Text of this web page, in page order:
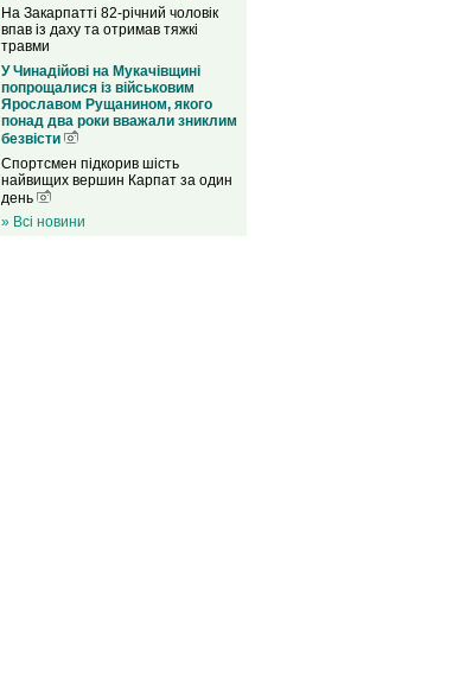
На Закарпатті 82-річний чоловік
впав із даху та отримав тяжкі
травми
У Чинадійові на Мукачівщині
попрощалися із військовим
Ярославом Рущанином, якого
понад два роки вважали зниклим
безвісти
Спортсмен підкорив шість
найвищих вершин Карпат за один
день
» Всі новини